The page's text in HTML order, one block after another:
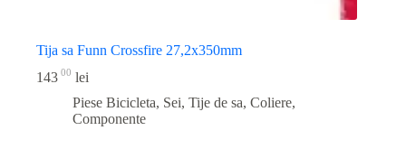
Tija sa Funn Crossfire 27,2x350mm
143 00 lei
Piese Bicicleta, Sei, Tije de sa, Coliere,
Componente